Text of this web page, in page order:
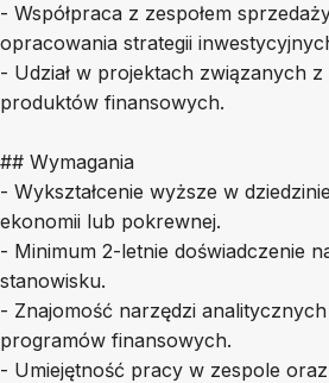
- Współpraca z zespołem
opracowania strategii
- Udział w projektach związanych
produktów finansowych.
## Wymagania
- Wykształcenie wyższe w
ekonomii lub pokrewnej.
- Minimum 2-letnie doświadczenie
stanowisku.
- Znajomość narzędzi
programów finansowych.
- Umiejętność pracy w zespole oraz